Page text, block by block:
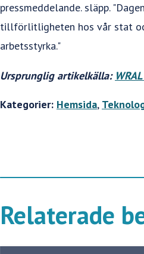
pressmeddelande. släpp.
tillförlitligheten hos vår stat
arbetsstyrka."
Ursprunglig artikelkälla:
Kategorier: Hemsida,
Relaterade